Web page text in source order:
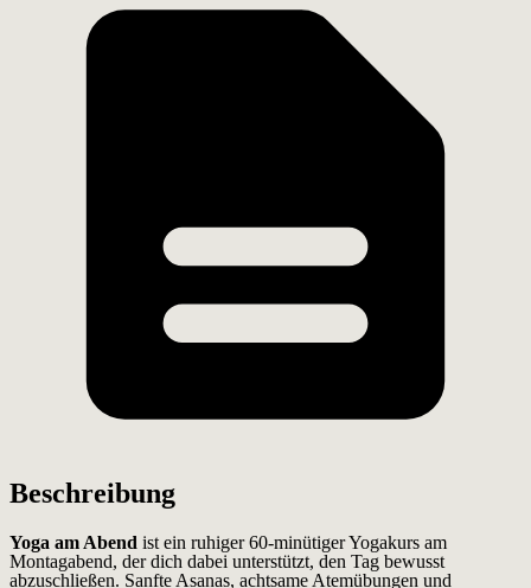
Beschreibung
Yoga am Abend ist ein ruhiger 60-minütiger Yogakurs am
Montagabend, der dich dabei unterstützt, den Tag bewusst
abzuschließen. Sanfte Asanas, achtsame Atemübungen und